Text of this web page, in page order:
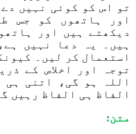
تو اس کو کوئی نہیں
اور ہاتھوں کو جس
دیکھتے ہیں اور
ہیں۔ یہ دعا نہیں
استعمال کر لیں۔
توجہ اور اخلاص کے
اللہ ہو گی، اتنی ہی
الفاظ ہی الفاظ رہیں
متن: